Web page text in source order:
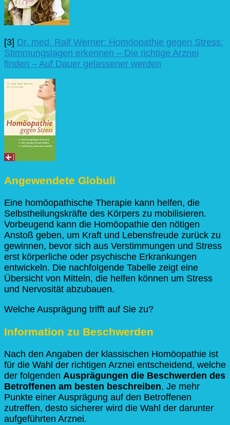
[3] Dr. med. Ralf Werner: Homöopathie gegen Stress:
Stimmungslagen erkennen – Die richtige Arznei
finden – Auf Dauer gelassener werden
Angewendete Globuli
Eine homöopathische Therapie kann helfen, die
Selbstheilungskräfte des Körpers zu mobilisieren.
Vorbeugend kann die Homöopathie den nötigen
Anstoß geben, um Kraft und Lebensfreude zurück zu
gewinnen, bevor sich aus Verstimmungen und Stress
erst körperliche oder psychische Erkrankungen
entwickeln. Die nachfolgende Tabelle zeigt eine
Übersicht von Mitteln, die helfen können um Stress
und Nervosität abzubauen.
Welche Ausprägung trifft auf Sie zu?
Information zu Beschwerden
Nach den Angaben der klassischen Homöopathie ist
für die Wahl der richtigen Arznei entscheidend, welche
der folgenden Ausprägungen die Beschwerden des
Betroffenen am besten beschreiben. Je mehr
Punkte einer Ausprägung auf den Betroffenen
zutreffen, desto sicherer wird die Wahl der darunter
aufgeführten Arznei.